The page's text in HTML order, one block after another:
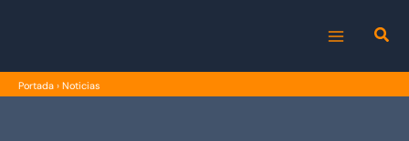
MENU
Portada › Noticias